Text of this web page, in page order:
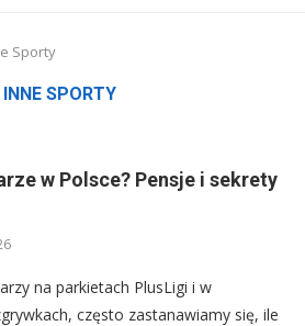
Sporty
INNE SPORTY
w Polsce? Pensje i sekrety
na parkietach PlusLigi i w
często zastanawiamy się, ile